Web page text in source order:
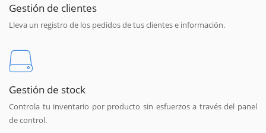
Gestión de clientes
Lleva un registro de los pedidos de tus clientes e información.
Gestión de stock
Controla tu inventario por producto sin esfuerzos a través del panel
de control.